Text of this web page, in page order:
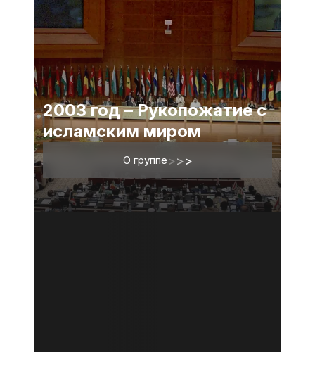
2003 год – Рукопожатие с
исламским миром
О группе>>>